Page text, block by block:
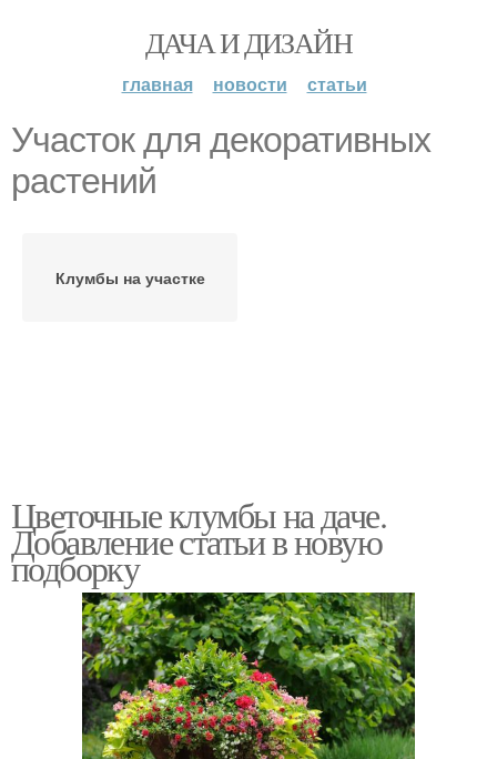
ДАЧА И ДИЗАЙН
главная новости статьи
Участок для декоративных
растений
Клумбы на участке
Цветочные клумбы на даче.
Добавление статьи в новую
подборку